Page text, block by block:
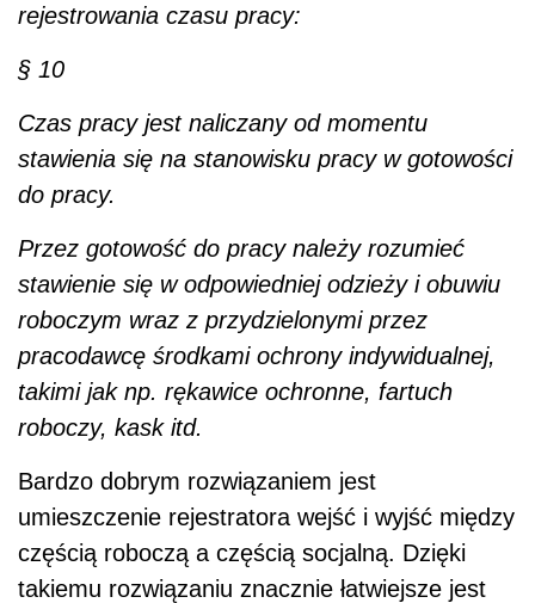
rejestrowania czasu pracy:
§ 10
Czas pracy jest naliczany od momentu
stawienia się na stanowisku pracy w gotowości
do pracy.
Przez gotowość do pracy należy rozumieć
stawienie się w odpowiedniej odzieży i obuwiu
roboczym wraz z przydzielonymi przez
pracodawcę środkami ochrony indywidualnej,
takimi jak np. rękawice ochronne, fartuch
roboczy, kask itd.
Bardzo dobrym rozwiązaniem jest
umieszczenie rejestratora wejść i wyjść między
częścią roboczą a częścią socjalną. Dzięki
takiemu rozwiązaniu znacznie łatwiejsze jest